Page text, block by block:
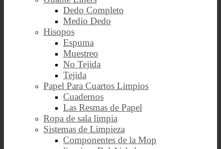
Dedo Completo
Medio Dedo
Hisopos
Espuma
Muestreo
No Tejida
Tejida
Papel Para Cuartos Limpios
Cuadernos
Las Resmas de Papel
Ropa de sala limpia
Sistemas de Limpieza
Componentes de la Mop